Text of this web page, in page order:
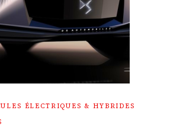
ÉLECTRIQUES & HYBRIDES